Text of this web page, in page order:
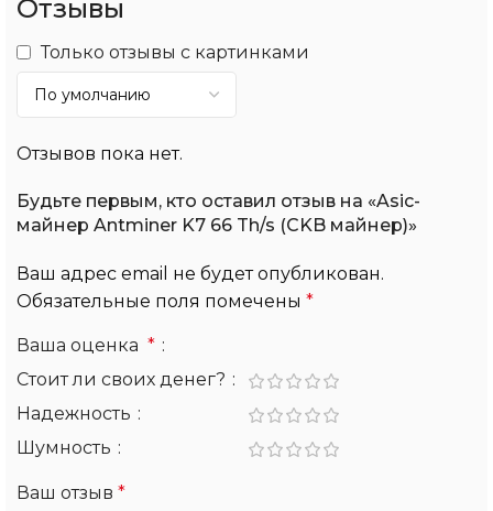
Отзывы
Только отзывы с картинками
Отзывов пока нет.
Будьте первым, кто оставил отзыв на «Asic-
майнер Antminer K7 66 Th/s (CKB майнер)»
Ваш адрес email не будет опубликован.
Обязательные поля помечены *
Ваша оценка *
Стоит ли своих денег?
Надежность
Шумность
Ваш отзыв *